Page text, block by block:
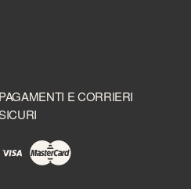
PAGAMENTI E CORRIERI